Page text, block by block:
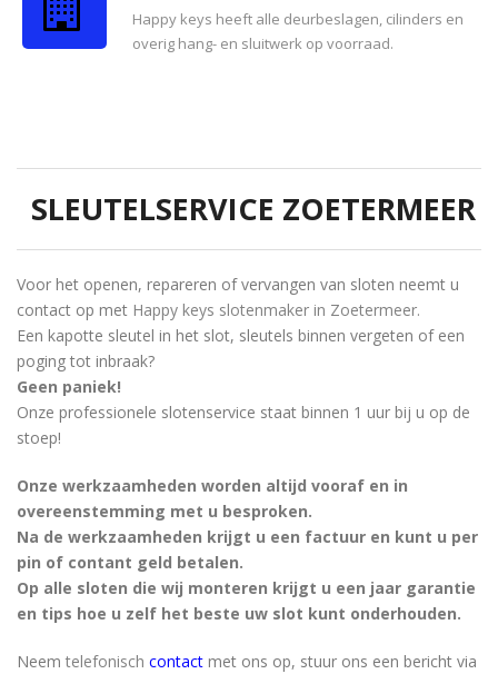
Happy keys heeft alle deurbeslagen, cilinders en
overig hang- en sluitwerk op voorraad.
SLEUTELSERVICE ZOETERMEER
Voor het openen, repareren of vervangen van sloten neemt u
contact op met Happy keys slotenmaker in Zoetermeer.
Een kapotte sleutel in het slot, sleutels binnen vergeten of een
poging tot inbraak?
Geen paniek!
Onze professionele slotenservice staat binnen 1 uur bij u op de
stoep!
Onze werkzaamheden worden altijd vooraf en in
overeenstemming met u besproken.
Na de werkzaamheden krijgt u een factuur en kunt u per
pin of contant geld betalen.
Op alle sloten die wij monteren krijgt u een jaar garantie
en tips hoe u zelf het beste uw slot kunt onderhouden.
Neem telefonisch contact met ons op, stuur ons een bericht via